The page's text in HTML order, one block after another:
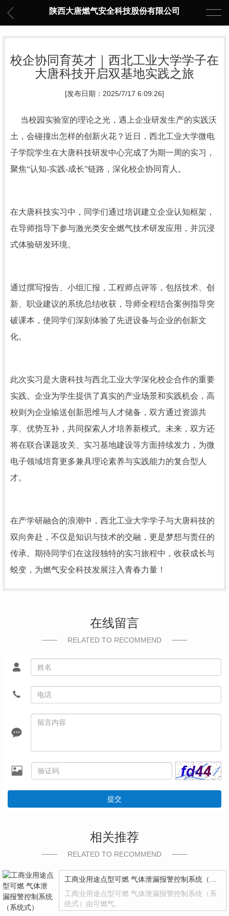
陕西大唐燃气安全科技股份有限公司
校企协同育英才｜西北工业大学学子在
大唐科技开启双基地实践之旅
[发布日期：2025/7/17 6:09:26]
当校园实验室的理论之光，遇上企业研发生产的实践沃
土，会碰撞出怎样的创新火花？近日，西北工业大学微电
子学院学生在大唐科技研发中心完成了为期一周的实习，
聚焦“认知-实践-成长”链路，深化校企协同育人。
在大唐科技实习中，同学们通过培训建立企业认知框架，
在导师指导下参与激光类安全燃气技术研发应用，并沉浸
式体验研发环境。
通过撰写报告、小组汇报，工程师点评等，包括技术、创
新、职业建议的系统总结收获，导师全程结合案例指导突
破课本，使同学们深刻体验了先进设备与企业的创新文
化。
此次实习是大唐科技与西北工业大学深化校企合作的重要
实践。企业为学生提供了真实的产业场景和实践机会，高
校则为企业输送创新思维与人才储备，双方通过资源共
享、优势互补，共同探索人才培养新模式。未来，双方还
将在联合课题攻关、实习基地建设等方面持续发力，为微
电子领域培育更多兼具理论素养与实践能力的复合型人
才。
在产学研融合的浪潮中，西北工业大学学子与大唐科技的
双向奔赴，不仅是知识与技术的交融，更是梦想与责任的
传承。期待同学们在这段独特的实习旅程中，收获成长与
蜕变，为燃气安全科技发展注入青春力量！
在线留言
RELATED TO RECOMMEND
提交
相关推荐
RELATED TO RECOMMEND
工商业用途点型可燃 气体泄漏报警控制系统（系
统式）由可燃气…